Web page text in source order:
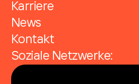
Karriere
News
Kontakt
Soziale Netzwerke: